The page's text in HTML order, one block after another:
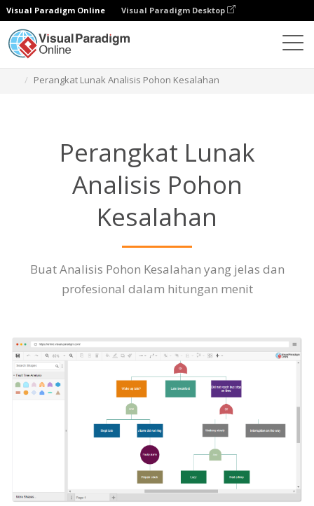
Visual Paradigm Online Visual Paradigm Desktop
Perangkat Lunak Analisis Pohon Kesalahan
Perangkat Lunak
Analisis Pohon
Kesalahan
Buat Analisis Pohon Kesalahan yang jelas dan
profesional dalam hitungan menit